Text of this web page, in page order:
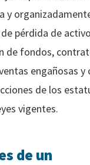
y
pérdida de
de fondos,
engañosas y
de los
vigentes.
de un